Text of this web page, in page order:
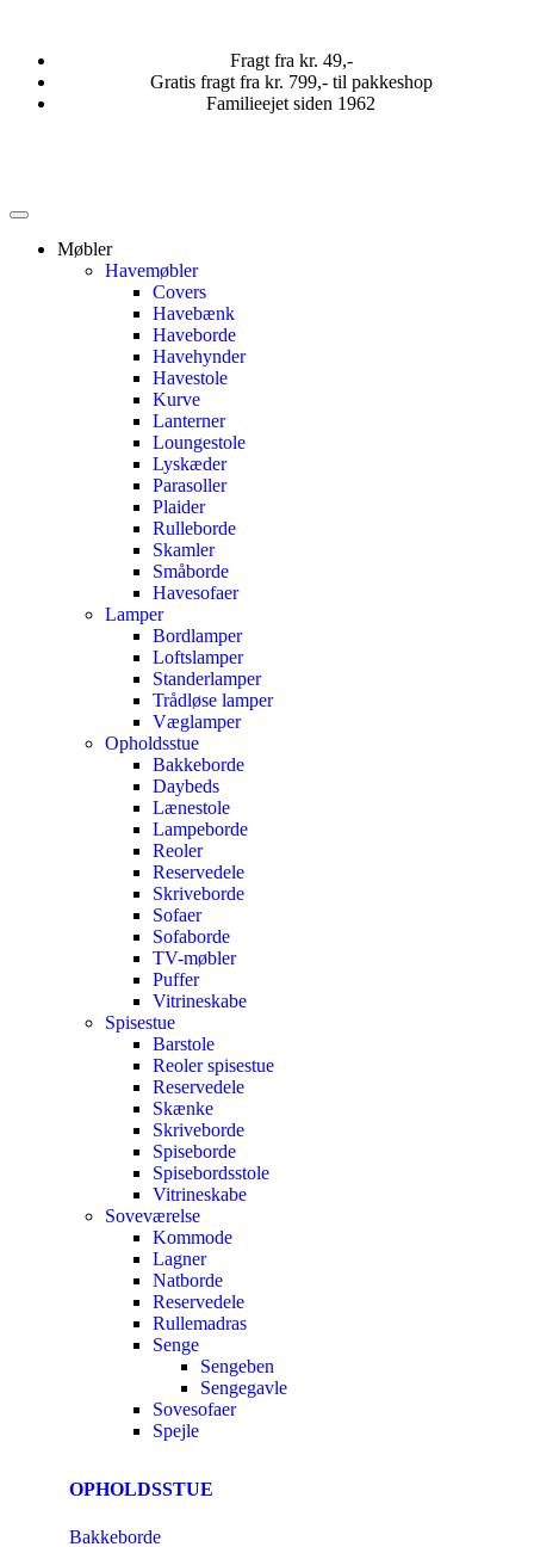
Fragt fra kr. 49,-
Gratis fragt fra kr. 799,- til pakkeshop
Familieejet siden 1962
Møbler
Havemøbler
Covers
Havebænk
Haveborde
Havehynder
Havestole
Kurve
Lanterner
Loungestole
Lyskæder
Parasoller
Plaider
Rulleborde
Skamler
Småborde
Havesofaer
Lamper
Bordlamper
Loftslamper
Standerlamper
Trådløse lamper
Væglamper
Opholdsstue
Bakkeborde
Daybeds
Lænestole
Lampeborde
Reoler
Reservedele
Skriveborde
Sofaer
Sofaborde
TV-møbler
Puffer
Vitrineskabe
Spisestue
Barstole
Reoler spisestue
Reservedele
Skænke
Skriveborde
Spiseborde
Spisebordsstole
Vitrineskabe
Soveværelse
Kommode
Lagner
Natborde
Reservedele
Rullemadras
Senge
Sengeben
Sengegavle
Sovesofaer
Spejle
OPHOLDSSTUE
Bakkeborde